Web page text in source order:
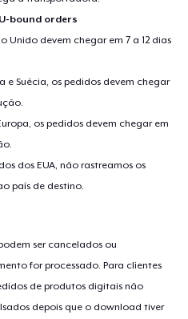
bound orders
Unido devem chegar em 7 a 12 dias
e Suécia, os pedidos devem chegar
os pedidos devem chegar em
dos EUA, não rastreamos os
país de destino.
ser cancelados ou
for processado. Para clientes
de produtos digitais não
depois que o download tiver